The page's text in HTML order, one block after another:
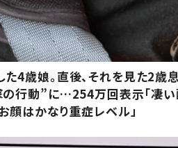
た4歳娘。直後、それを見た2歳
行動”に…254万回表示「凄
お顔はかなり重症レベル」